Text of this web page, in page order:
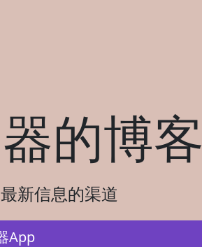
的博客
新信息的渠道
App